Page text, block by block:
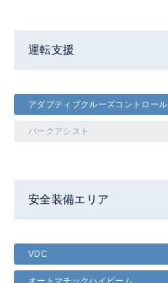
運転支援
アダプティブクルーズコントロール
パークアシスト
安全装備エリア
VDC
オートマチックハイビーム